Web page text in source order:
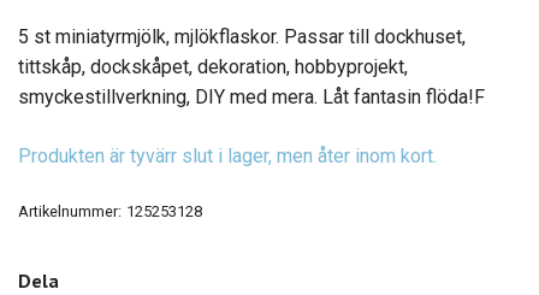
5 st miniatyrmjölk, mjlökflaskor. Passar till dockhuset,
tittskåp, dockskåpet, dekoration, hobbyprojekt,
smyckestillverkning, DIY med mera. Låt fantasin flöda!F
Produkten är tyvärr slut i lager, men åter inom kort.
Artikelnummer: 125253128
Dela